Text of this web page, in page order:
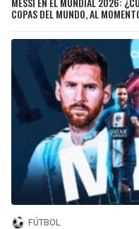
COPAS DEL MUNDO, AL
FÚTBOL